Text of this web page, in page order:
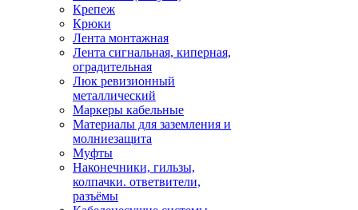
Крепеж
Крюки
Лента монтажная
Лента сигнальная, киперная,
оградительная
Люк ревизионный
металлический
Маркеры кабельные
Материалы для заземления и
молниезащита
Муфты
Наконечники, гильзы,
колпачки. ответвители,
разъёмы